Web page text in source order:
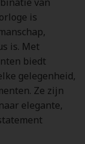
is
is. Met
biedt
gelegenheid,
Ze zijn
elegante,